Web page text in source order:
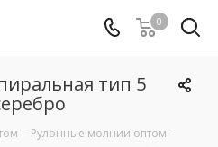
0
тип 5
- Рулонные молнии оптом -